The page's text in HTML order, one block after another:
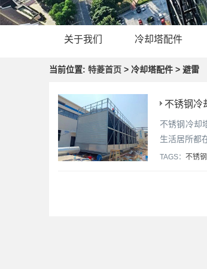
关于我们 冷却塔配件
当前位置: 特菱首页 > 冷却塔配件 > 避雷
不锈钢冷
不锈钢冷却
生活居所都
TAGS： 不锈